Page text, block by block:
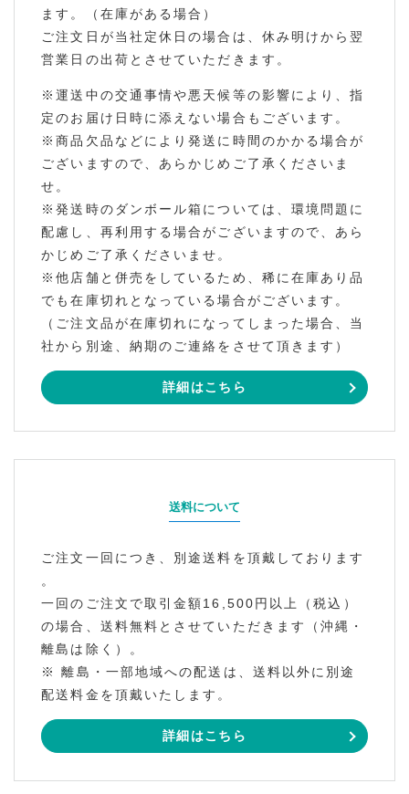
ます。（在庫がある場合）
ご注文日が当社定休日の場合は、休み明けから翌
営業日の出荷とさせていただきます。
※運送中の交通事情や悪天候等の影響により、指
定のお届け日時に添えない場合もございます。
※商品欠品などにより発送に時間のかかる場合が
ございますので、あらかじめご了承くださいま
せ。
※発送時のダンボール箱については、環境問題に
配慮し、再利用する場合がございますので、あら
かじめご了承くださいませ。
※他店舗と併売をしているため、稀に在庫あり品
でも在庫切れとなっている場合がございます。
（ご注文品が在庫切れになってしまった場合、当
社から別途、納期のご連絡をさせて頂きます）
詳細はこちら
送料について
ご注文一回につき、別途送料を頂戴しております
。
一回のご注文で取引金額16,500円以上（税込）
の場合、送料無料とさせていただきます（沖縄・
離島は除く）。
※ 離島・一部地域への配送は、送料以外に別途
配送料金を頂戴いたします。
詳細はこちら